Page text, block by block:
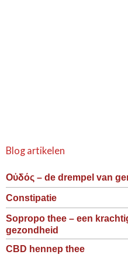
Blog artikelen
Οὐδός – de drempel van
Constipatie
Sopropo thee – een
gezondheid
CBD hennep thee